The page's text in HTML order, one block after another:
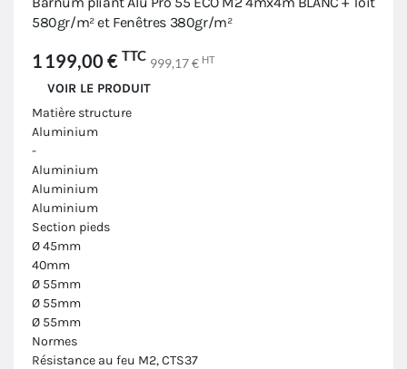
580gr/m² et Fenêtres 380gr/m²
1 199,00 € TTC 999,17 € HT
VOIR LE PRODUIT
Matière structure
Aluminium
-
Aluminium
Aluminium
Aluminium
Section pieds
Ø 45mm
40mm
Ø 55mm
Ø 55mm
Ø 55mm
Normes
Résistance au feu M2, CTS37